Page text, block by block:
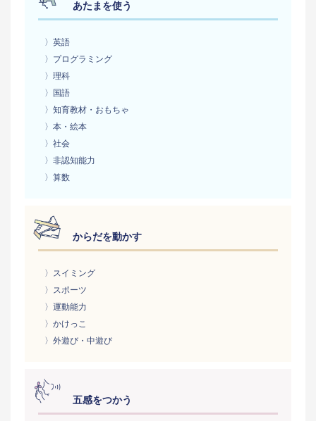
あたまを使う
〉英語
〉プログラミング
〉理科
〉国語
〉知育教材・おもちゃ
〉本・絵本
〉社会
〉非認知能力
〉算数
からだを動かす
〉スイミング
〉スポーツ
〉運動能力
〉かけっこ
〉外遊び・中遊び
五感をつかう